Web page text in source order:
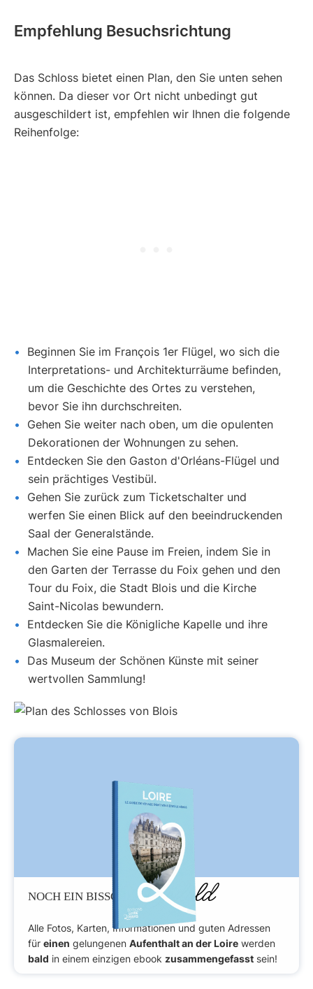
Empfehlung Besuchsrichtung
Das Schloss bietet einen Plan, den Sie unten sehen
können. Da dieser vor Ort nicht unbedingt gut
ausgeschildert ist, empfehlen wir Ihnen die folgende
Reihenfolge:
Beginnen Sie im François 1er Flügel, wo sich die
Interpretations- und Architekturräume befinden,
um die Geschichte des Ortes zu verstehen,
bevor Sie ihn durchschreiten.
Gehen Sie weiter nach oben, um die opulenten
Dekorationen der Wohnungen zu sehen.
Entdecken Sie den Gaston d'Orléans-Flügel und
sein prächtiges Vestibül.
Gehen Sie zurück zum Ticketschalter und
werfen Sie einen Blick auf den beeindruckenden
Saal der Generalstände.
Machen Sie eine Pause im Freien, indem Sie in
den Garten der Terrasse du Foix gehen und den
Tour du Foix, die Stadt Blois und die Kirche
Saint-Nicolas bewundern.
Entdecken Sie die Königliche Kapelle und ihre
Glasmalereien.
Das Museum der Schönen Künste mit seiner
wertvollen Sammlung!
NOCH EIN BISSCHENGeduld
Alle Fotos, Karten, Informationen und guten Adressen
für einen gelungenen Aufenthalt an der Loire werden
bald in einem einzigen ebook zusammengefasst sein!